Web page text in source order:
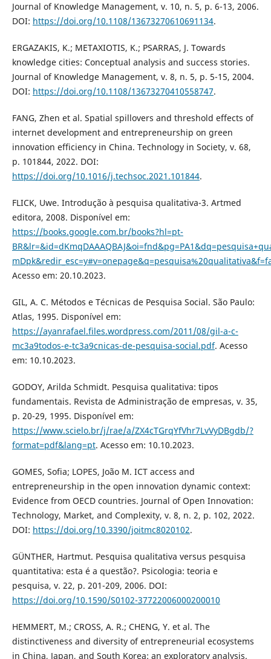
Journal of Knowledge Management, v. 10, n. 5, p. 6-13, 2006.
DOI: https://doi.org/10.1108/13673270610691134.
ERGAZAKIS, K.; METAXIOTIS, K.; PSARRAS, J. Towards
knowledge cities: Conceptual analysis and success stories.
Journal of Knowledge Management, v. 8, n. 5, p. 5-15, 2004.
DOI: https://doi.org/10.1108/13673270410558747.
FANG, Zhen et al. Spatial spillovers and threshold effects of
internet development and entrepreneurship on green
innovation efficiency in China. Technology in Society, v. 68,
p. 101844, 2022. DOI:
https://doi.org/10.1016/j.techsoc.2021.101844.
FLICK, Uwe. Introdução à pesquisa qualitativa-3. Artmed
editora, 2008. Disponível em:
https://books.google.com.br/books?hl=pt-
Acesso em: 20.10.2023.
GIL, A. C. Métodos e Técnicas de Pesquisa Social. São Paulo:
Atlas, 1995. Disponível em:
https://ayanrafael.files.wordpress.com/2011/08/gil-a-c-
mc3a9todos-e-tc3a9cnicas-de-pesquisa-social.pdf. Acesso
em: 10.10.2023.
GODOY, Arilda Schmidt. Pesquisa qualitativa: tipos
fundamentais. Revista de Administração de empresas, v. 35,
p. 20-29, 1995. Disponível em:
https://www.scielo.br/j/rae/a/ZX4cTGrqYfVhr7LvVyDBgdb/?
format=pdf&lang=pt. Acesso em: 10.10.2023.
GOMES, Sofia; LOPES, João M. ICT access and
entrepreneurship in the open innovation dynamic context:
Evidence from OECD countries. Journal of Open Innovation:
Technology, Market, and Complexity, v. 8, n. 2, p. 102, 2022.
DOI: https://doi.org/10.3390/joitmc8020102.
GÜNTHER, Hartmut. Pesquisa qualitativa versus pesquisa
quantitativa: esta é a questão?. Psicologia: teoria e
pesquisa, v. 22, p. 201-209, 2006. DOI:
https://doi.org/10.1590/S0102-37722006000200010
HEMMERT, M.; CROSS, A. R.; CHENG, Y. et al. The
distinctiveness and diversity of entrepreneurial ecosystems
in China, Japan, and South Korea: an exploratory analysis.